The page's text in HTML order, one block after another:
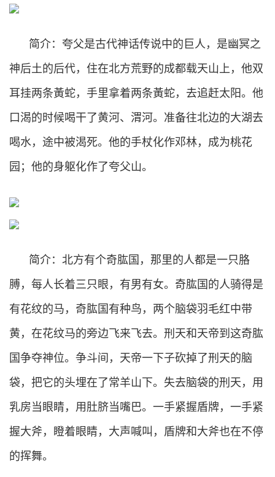
简介：夸父是古代神话传说中的巨人，是幽冥之
神后土的后代，住在北方荒野的成都载天山上，他双
耳挂两条黃蛇，手里拿着两条黃蛇，去追赶太阳。他
口渴的时候喝干了黄河、渭河。准备往北边的大湖去
喝水，途中被渴死。他的手杖化作邓林，成为桃花
园；他的身躯化作了夸父山。
简介：北方有个奇肱国，那里的人都是一只胳
膊，每人长着三只眼，有男有女。奇肱国的人骑得是
有花纹的马，奇肱国有种鸟，两个脑袋羽毛红中带
黄，在花纹马的旁边飞来飞去。刑天和天帝到这奇肱
国争夺神位。争斗间，天帝一下子砍掉了刑天的脑
袋，把它的头埋在了常羊山下。失去脑袋的刑天，用
乳房当眼睛，用肚脐当嘴巴。一手紧握盾牌，一手紧
握大斧，瞪着眼睛，大声喊叫，盾牌和大斧也在不停
的挥舞。